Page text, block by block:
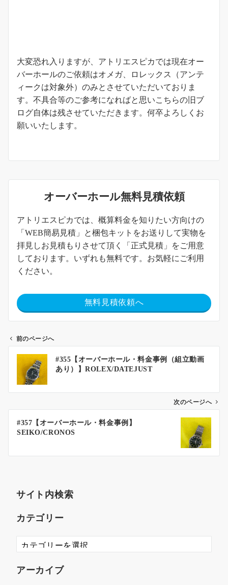
大変恐れ入りますが、アトリエスピカでは現在オー
バーホールのご依頼はオメガ、ロレックス（アンテ
ィークは対象外）のみとさせていただいておりま
す。不具合等のご参考になればと思いこちらの旧ブ
ログ自体は残させていただきます。何卒よろしくお
願いいたします。
オーバーホール無料見積依頼
アトリエスピカでは、概算料金を知りたい方向けの
「WEB簡易見積」と梱包キットをお送りして実物を
拝見しお見積もりさせて頂く「正式見積」をご用意
しております。いずれも無料です。お気軽にご利用
ください。
無料見積依頼へ
前のページへ
#355【オーバーホール・料金事例（組立動画
あり）】ROLEX/DATEJUST
次のページへ
#357【オーバーホール・料金事例】
SEIKO/CRONOS
サイト内検索
カテゴリー
アーカイブ